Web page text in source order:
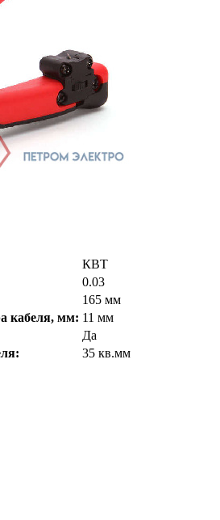
КВТ
0.03
165 мм
кабеля, мм: 11 мм
Да
35 кв.мм